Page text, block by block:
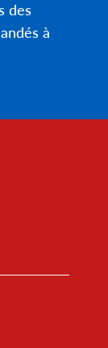
des
à